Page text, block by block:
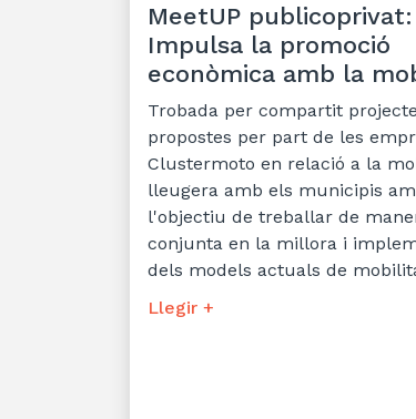
MeetUP publicoprivat:
Impulsa la promoció
econòmica amb la
Trobada per compartit
propostes per part de les
Clustermoto en relació a la
lleugera amb els municipis
l'objectiu de treballar de
conjunta en la millora i
dels models actuals de
Llegir +